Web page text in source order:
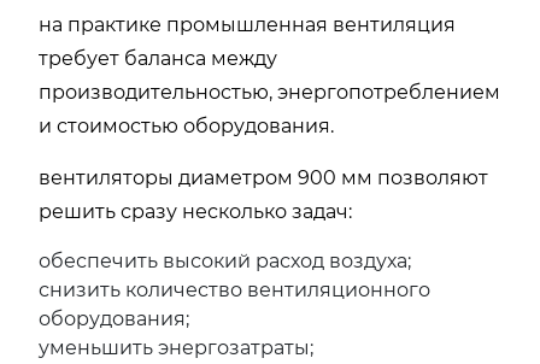
на практике промышленная вентиляция
требует баланса между
производительностью, энергопотреблением
и стоимостью оборудования.
вентиляторы диаметром 900 мм позволяют
решить сразу несколько задач:
обеспечить высокий расход воздуха;
снизить количество вентиляционного
оборудования;
уменьшить энергозатраты;